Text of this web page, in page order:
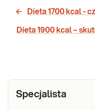
Dieta 1700 kcal -
Dieta 1900 kcal –
Specjalista